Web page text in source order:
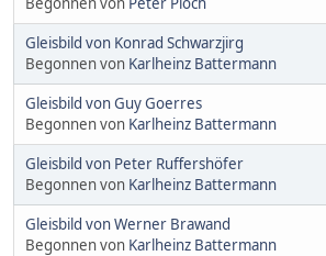
Gleisbild von Konrad Schwarzjirg
Begonnen von Karlheinz Battermann
Gleisbild von Guy Goerres
Begonnen von Karlheinz Battermann
Gleisbild von Peter Ruffershöfer
Begonnen von Karlheinz Battermann
Gleisbild von Werner Brawand
Begonnen von Karlheinz Battermann